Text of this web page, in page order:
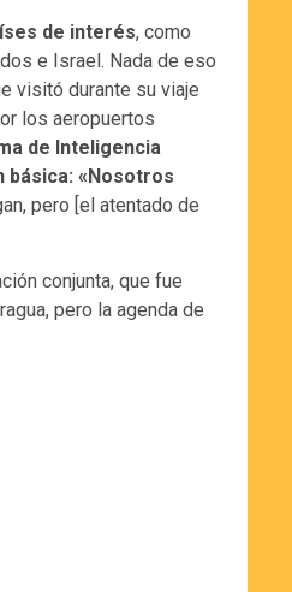
de interés, como
e Israel. Nada de eso
visitó durante su viaje
los aeropuertos
de Inteligencia
básica: «Nosotros
pero [el atentado de
conjunta, que fue
pero la agenda de